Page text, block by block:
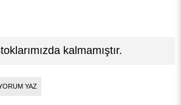
kalmamıştır.
YAZ